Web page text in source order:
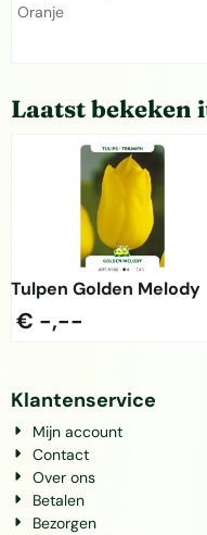
Merk:
Oranje
Laatst bekeken
Tulpen Golden Melody
€ -,--
Klantenservice
Mijn account
Contact
Over ons
Betalen
Bezorgen